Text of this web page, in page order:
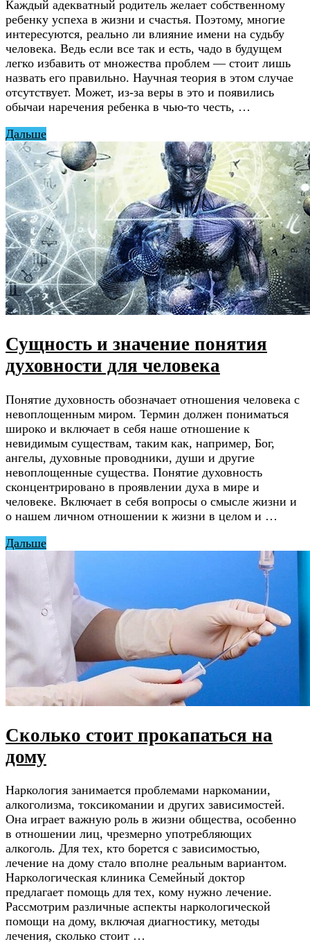
Каждый адекватный родитель желает собственному
ребенку успеха в жизни и счастья. Поэтому, многие
интересуются, реально ли влияние имени на судьбу
человека. Ведь если все так и есть, чадо в будущем
легко избавить от множества проблем — стоит лишь
назвать его правильно. Научная теория в этом случае
отсутствует. Может, из-за веры в это и появились
обычаи наречения ребенка в чью-то честь, …
Дальше
Сущность и значение понятия
духовности для человека
Понятие духовность обозначает отношения человека с
невоплощенным миром. Термин должен пониматься
широко и включает в себя наше отношение к
невидимым существам, таким как, например, Бог,
ангелы, духовные проводники, души и другие
невоплощенные существа. Понятие духовность
сконцентрировано в проявлении духа в мире и
человеке. Включает в себя вопросы о смысле жизни и
о нашем личном отношении к жизни в целом и …
Дальше
Сколько стоит прокапаться на
дому
Наркология занимается проблемами наркомании,
алкоголизма, токсикомании и других зависимостей.
Она играет важную роль в жизни общества, особенно
в отношении лиц, чрезмерно употребляющих
алкоголь. Для тех, кто борется с зависимостью,
лечение на дому стало вполне реальным вариантом.
Наркологическая клиника Семейный доктор
предлагает помощь для тех, кому нужно лечение.
Рассмотрим различные аспекты наркологической
помощи на дому, включая диагностику, методы
лечения, сколько стоит …